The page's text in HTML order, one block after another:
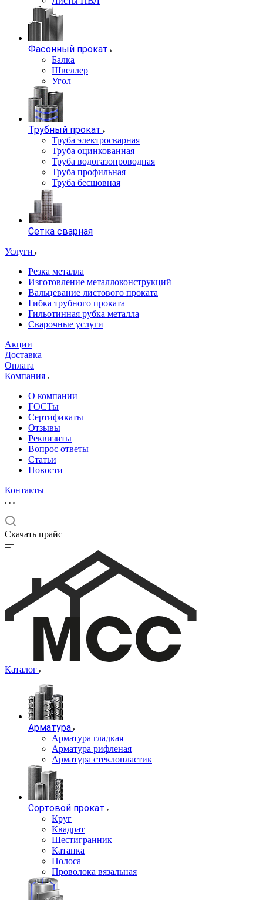
Фасонный прокат
Балка
Швеллер
Угол
Трубный прокат
Труба электросварная
Труба оцинкованная
Труба водогазопроводная
Труба профильная
Труба бесшовная
Сетка сварная
Услуги
Резка металла
Изготовление металлоконструкций
Вальцевание листового проката
Гибка трубного проката
Гильотинная рубка металла
Сварочные услуги
Акции
Доставка
Оплата
Компания
О компании
ГОСТы
Сертификаты
Отзывы
Реквизиты
Вопрос ответы
Статьи
Новости
Контакты
Скачать прайс
Каталог
Арматура
Арматура гладкая
Арматура рифленая
Арматура стеклопластик
Сортовой прокат
Круг
Квадрат
Шестигранник
Катанка
Полоса
Проволока вязальная